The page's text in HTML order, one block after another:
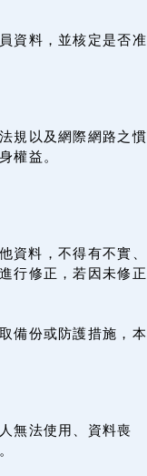
資料，並核定是否准
規以及網際網路之慣
權益。
資料，不得有不實、
行修正，若因未修正
備份或防護措施，本
無法使用、資料喪